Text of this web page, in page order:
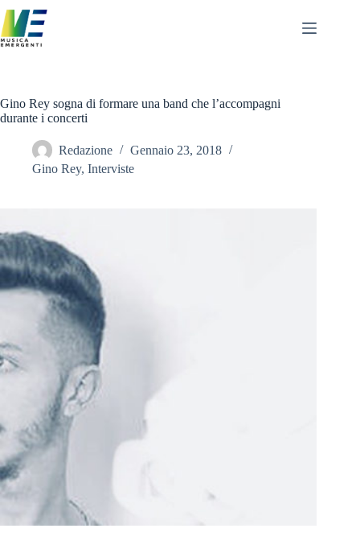
al
contenuto
Gino Rey sogna di formare una band che l’accompagni
durante i concerti
Redazione
Gennaio 23, 2018
Gino Rey, Interviste